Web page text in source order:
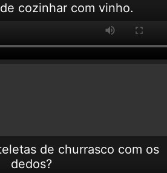
cozinhar com vinho.
de churrasco com os
dedos?